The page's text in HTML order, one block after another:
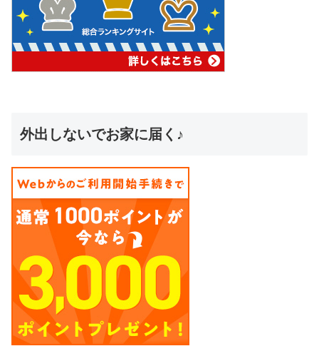
外出しないでお家に届く♪